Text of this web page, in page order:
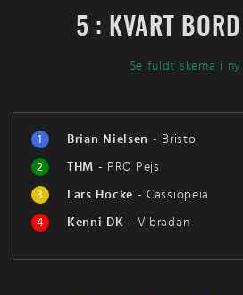
5 : KVART
Se fuldt skema i
1 Brian Nielsen - Bristol
2
THM - PRO Pejs
3
Lars Hocke -Cassiopeia
4
Kenni DK - Vibradan